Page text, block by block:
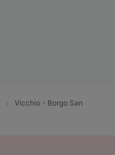
Vicchio - Borgo San